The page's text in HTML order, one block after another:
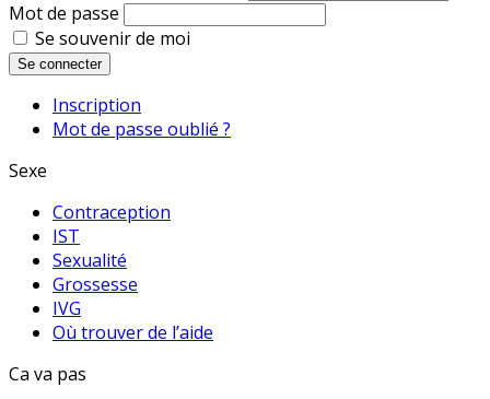
Mot de passe
Se souvenir de moi
Se connecter
Inscription
Mot de passe oublié ?
Sexe
Contraception
IST
Sexualité
Grossesse
IVG
Où trouver de l’aide
Ca va pas